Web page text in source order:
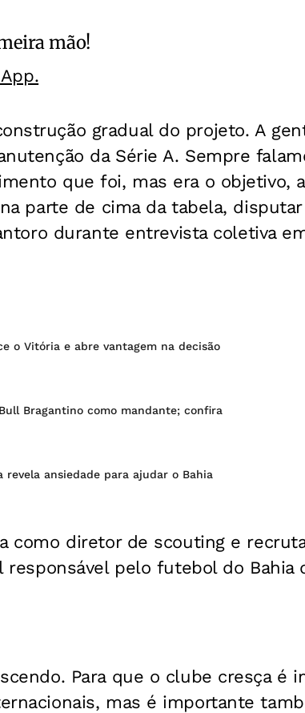
mão!
gradual do projeto. A
da Série A. Sempre
que foi, mas era o objetivo,
parte de cima da tabela,
durante entrevista coletiva
o Vitória e abre vantagem na decisão
Bragantino como mandante; confira
revela ansiedade para ajudar o Bahia
como diretor de scouting e
pelo futebol do Bahia
Para que o clube cresça é
mas é importante